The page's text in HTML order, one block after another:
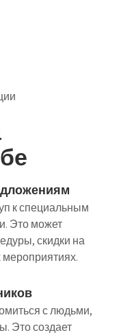
к специальным
Это может
скидки на
с людьми,
Это создает